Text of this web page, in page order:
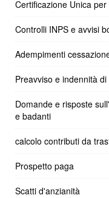
Certificazione Unica
Controlli INPS e avvisi
Adempimenti
Preavviso e indennità
Domande e risposte
e badanti
calcolo contributi da
Prospetto paga
Scatti d'anzianità